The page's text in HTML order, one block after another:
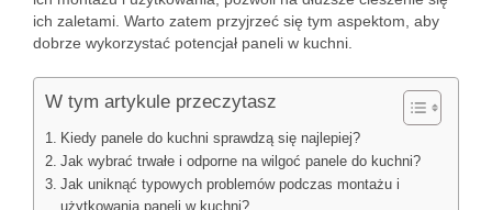
ich zaletami. Warto zatem przyjrzeć się tym aspektom, aby
dobrze wykorzystać potencjał paneli w kuchni.
W tym artykule przeczytasz
Kiedy panele do kuchni sprawdzą się najlepiej?
Jak wybrać trwałe i odporne na wilgoć panele do kuchni?
Jak uniknąć typowych problemów podczas montażu i
użytkowania paneli w kuchni?